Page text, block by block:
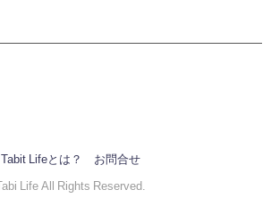
Tabit Lifeとは？ お問合せ
Tabi Life All Rights Reserved.